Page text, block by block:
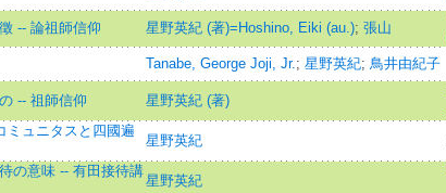
-- 論祖師信仰 星野英紀 (著)=Hoshino, Eiki (au.); 張山
Tanabe, George Joji, Jr.; 星野英紀; 鳥井由紀子
-- 祖師信仰 星野英紀 (著)
ミュニタスと四國遍
星野英紀
の意味 -- 有田接待講
星野英紀